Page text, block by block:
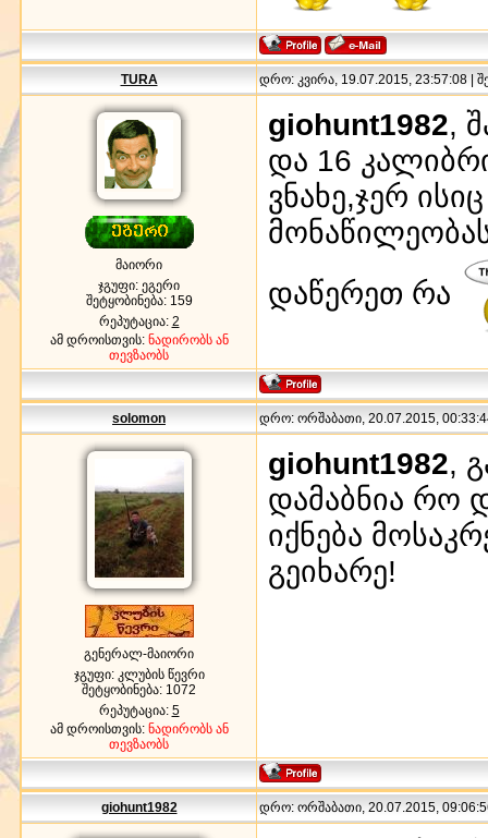
TURA დრო: კვირა, 19.07.2015, 23:57:08 |
მაიორი
ჯგუფი: ეგერი
შეტყობინება: 159
რეპუტაცია: 2
ამ დროისთვის: ნადირობს ან
თევზაობს
giohunt1982,
და 16
ვნახე,ჯერ
დაწერეთ რა
solomon დრო: ორშაბათი, 20.07.2015,
გენერალ-მაიორი
ჯგუფი: კლუბის წევრი
შეტყობინება: 1072
რეპუტაცია: 5
ამ დროისთვის: ნადირობს ან
თევზაობს
giohunt1982,
დამაბნია რო
იქნება
გეიხარე!
giohunt1982 დრო: ორშაბათი, 20.07.2015,